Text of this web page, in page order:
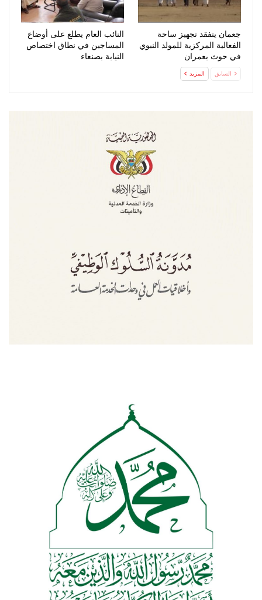
جعمان يتفقد تجهيز ساحة
الفعالية المركزية للمولد النبوي
في حوث بعمران
النائب العام يطلع على أوضاع
المساجين في نطاق اختصاص
النيابة بصنعاء
السابق المزيد